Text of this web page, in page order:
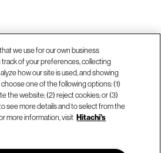
+1.408.324.0920
们的位置
we use for our own business
of your preferences, collecting
how our site is used, and showing
one of the following options: (1)
the website; (2) reject cookies; or (3)
see more details and to select from the
more information, visit Hitachi's